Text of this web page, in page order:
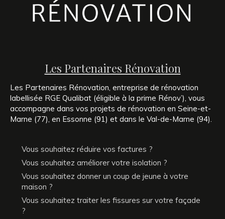
Les Partenaires Rénovation
Les Partenaires Rénovation, entreprise de rénovation
labellisée RGE Qualibat (éligible à la prime Rénov’), vous
accompagne dans vos projets de rénovation en Seine-et-
Marne (77), en Essonne (91) et dans le Val-de-Marne (94).
Vous souhaitez réduire vos factures ?
Vous souhaitez améliorer votre isolation ?
Vous souhaitez donner un coup de jeune à votre
maison ?
Vous souhaitez traiter les fissures sur votre façade
?